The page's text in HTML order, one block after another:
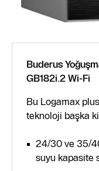
Buderus
GB182i.2 Wi-Fi
Bu Logamax
teknoloji başka
24/30 ve 35/
suyu kapasite